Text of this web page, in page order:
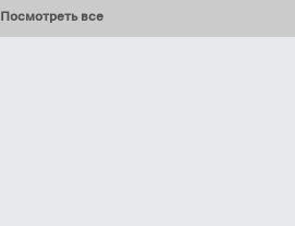
Посмотреть все